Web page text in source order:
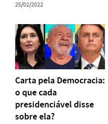
25/02/2022
Carta pela Democracia:
o que cada
presidenciável disse
sobre ela?